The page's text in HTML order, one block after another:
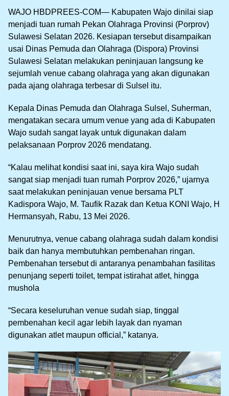
WAJO HBDPREES-COM— Kabupaten Wajo dinilai siap
menjadi tuan rumah Pekan Olahraga Provinsi (Porprov)
Sulawesi Selatan 2026. Kesiapan tersebut disampaikan
usai Dinas Pemuda dan Olahraga (Dispora) Provinsi
Sulawesi Selatan melakukan peninjauan langsung ke
sejumlah venue cabang olahraga yang akan digunakan
pada ajang olahraga terbesar di Sulsel itu.
Kepala Dinas Pemuda dan Olahraga Sulsel, Suherman,
mengatakan secara umum venue yang ada di Kabupaten
Wajo sudah sangat layak untuk digunakan dalam
pelaksanaan Porprov 2026 mendatang.
“Kalau melihat kondisi saat ini, saya kira Wajo sudah
sangat siap menjadi tuan rumah Porprov 2026,” ujarnya
saat melakukan peninjauan venue bersama PLT
Kadispora Wajo, M. Taufik Razak dan Ketua KONI Wajo, H
Hermansyah, Rabu, 13 Mei 2026.
Menurutnya, venue cabang olahraga sudah dalam kondisi
baik dan hanya membutuhkan pembenahan ringan.
Pembenahan tersebut di antaranya penambahan fasilitas
penunjang seperti toilet, tempat istirahat atlet, hingga
mushola
“Secara keseluruhan venue sudah siap, tinggal
pembenahan kecil agar lebih layak dan nyaman
digunakan atlet maupun official,” katanya.